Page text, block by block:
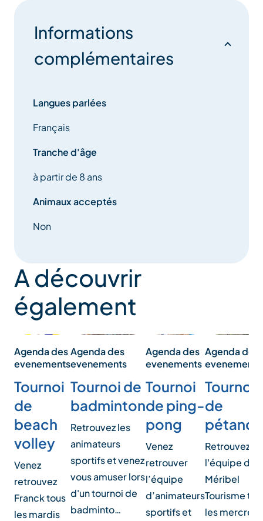
Informations
complémentaires
Langues parlées
Français
Tranche d'âge
à partir de 8 ans
Animaux acceptés
Non
A découvrir
également
Agenda des
evenements
Tournoi
de
beach
volley
Venez
retrouvez
Franck tous
les mardis
Agenda des
evenements
Tournoi de
badminton
Retrouvez les
animateurs
sportifs et venez
vous amuser lors
d'un tournoi de
badminto…
Agenda des
evenements
Tournoi
de ping-
pong
Venez
retrouver
l’équipe
d’animateurs
sportifs et
Agenda des
evenements
Tournoi
de
Retrouvez
l'équipe de
Méribel
Tourisme
les mercredi